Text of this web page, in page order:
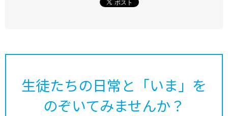
生徒たちの日常と「いま」を
のぞいてみませんか？